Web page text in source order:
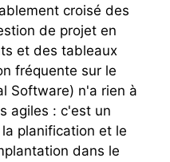
croisé des
de projet en
et des tableaux
fréquente sur le
Software) n'a rien à
agiles : c'est un
planification et le
dans le